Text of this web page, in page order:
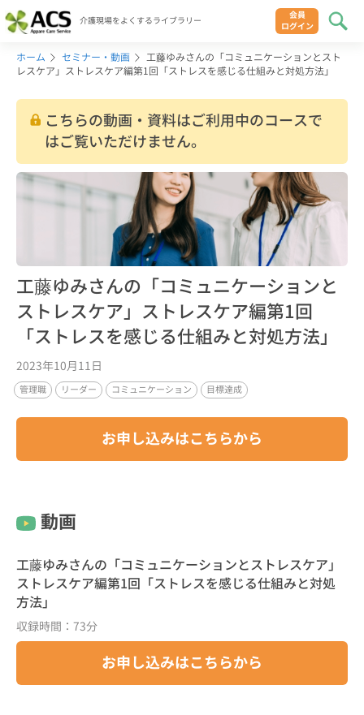
介護現場をよくするライブラリー
会員
ログイン
ホーム セミナー・動画
工藤ゆみさんの「コミュニケーションとスト
レスケア」ストレスケア編第1回「ストレスを感じる仕組みと対処方法」
こちらの動画・資料はご利用中のコースで
はご覧いただけません。
工藤ゆみさんの「コミュニケーションと
ストレスケア」ストレスケア編第1回
「ストレスを感じる仕組みと対処方法」
2023年10月11日
管理職 リーダー コミュニケーション 目標達成
お申し込みはこちらから
動画
工藤ゆみさんの「コミュニケーションとストレスケア」
ストレスケア編第1回「ストレスを感じる仕組みと対処
方法」
収録時間：73分
お申し込みはこちらから